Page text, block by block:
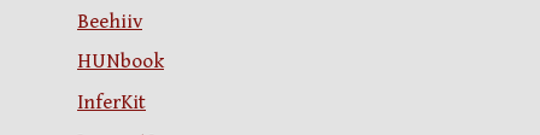
Beehiiv
HUNbook
InferKit